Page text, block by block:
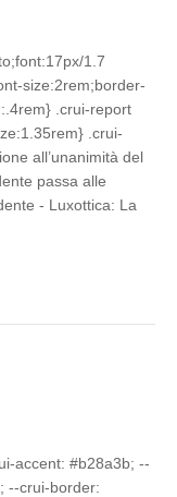
1.7
size:2rem;border-
.crui-report
.crui-
all’unanimità del
passa alle
- Luxottica: La
accent: #b28a3b; --
--crui-border: